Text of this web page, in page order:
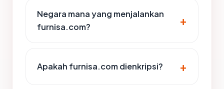
Negara mana yang menjalankan
furnisa.com?
Apakah furnisa.com dienkripsi?